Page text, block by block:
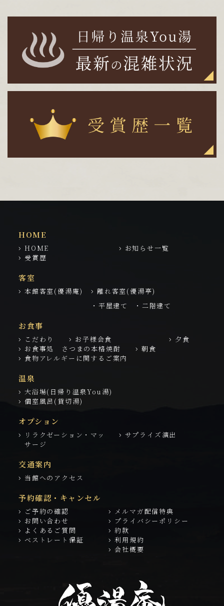
HOME
HOME
お知らせ一覧
受賞歴
客室
本館客室(優湯庵)
離れ客室(優湯亭)
・平屋建て
・二階建て
お食事
こだわり お子様会食
夕食
お食事処 さつまの本格焼酎
朝食
食物アレルギーに関するご案内
温泉
大浴場(日帰り温泉You湯)
個室風呂(貸切湯)
オプション
リラクゼーション・マッ
サージ
サプライズ演出
交通案内
当館へのアクセス
予約確認・キャンセル
ご予約の確認
メルマガ配信特典
お問い合わせ
プライバシーポリシー
よくあるご質問
約款
ベストレート保証
利用規約
会社概要